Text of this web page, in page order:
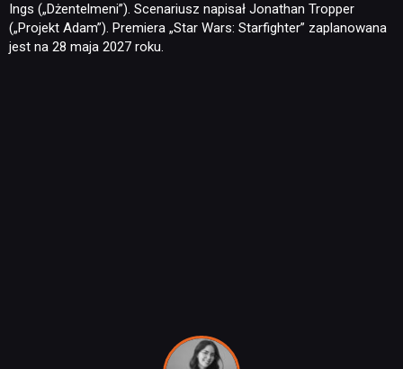
Ings („Dżentelmeni”). Scenariusz napisał Jonathan Tropper
(„Projekt Adam”). Premiera „Star Wars: Starfighter” zaplanowana
jest na 28 maja 2027 roku.